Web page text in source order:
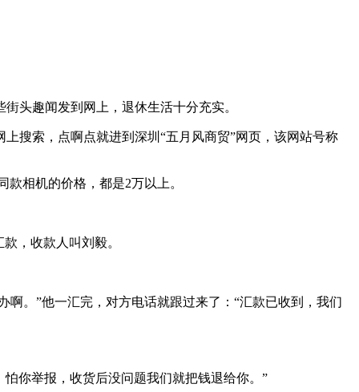
头趣闻发到网上，退休生活十分充实。
搜索，点啊点就进到深圳“五月风商贸”网页，该网站号称
款相机的价格，都是2万以上。
，收款人叫刘毅。
。”他一汇完，对方电话就跟过来了：“汇款已收到，我们
你举报，收货后没问题我们就把钱退给你。”